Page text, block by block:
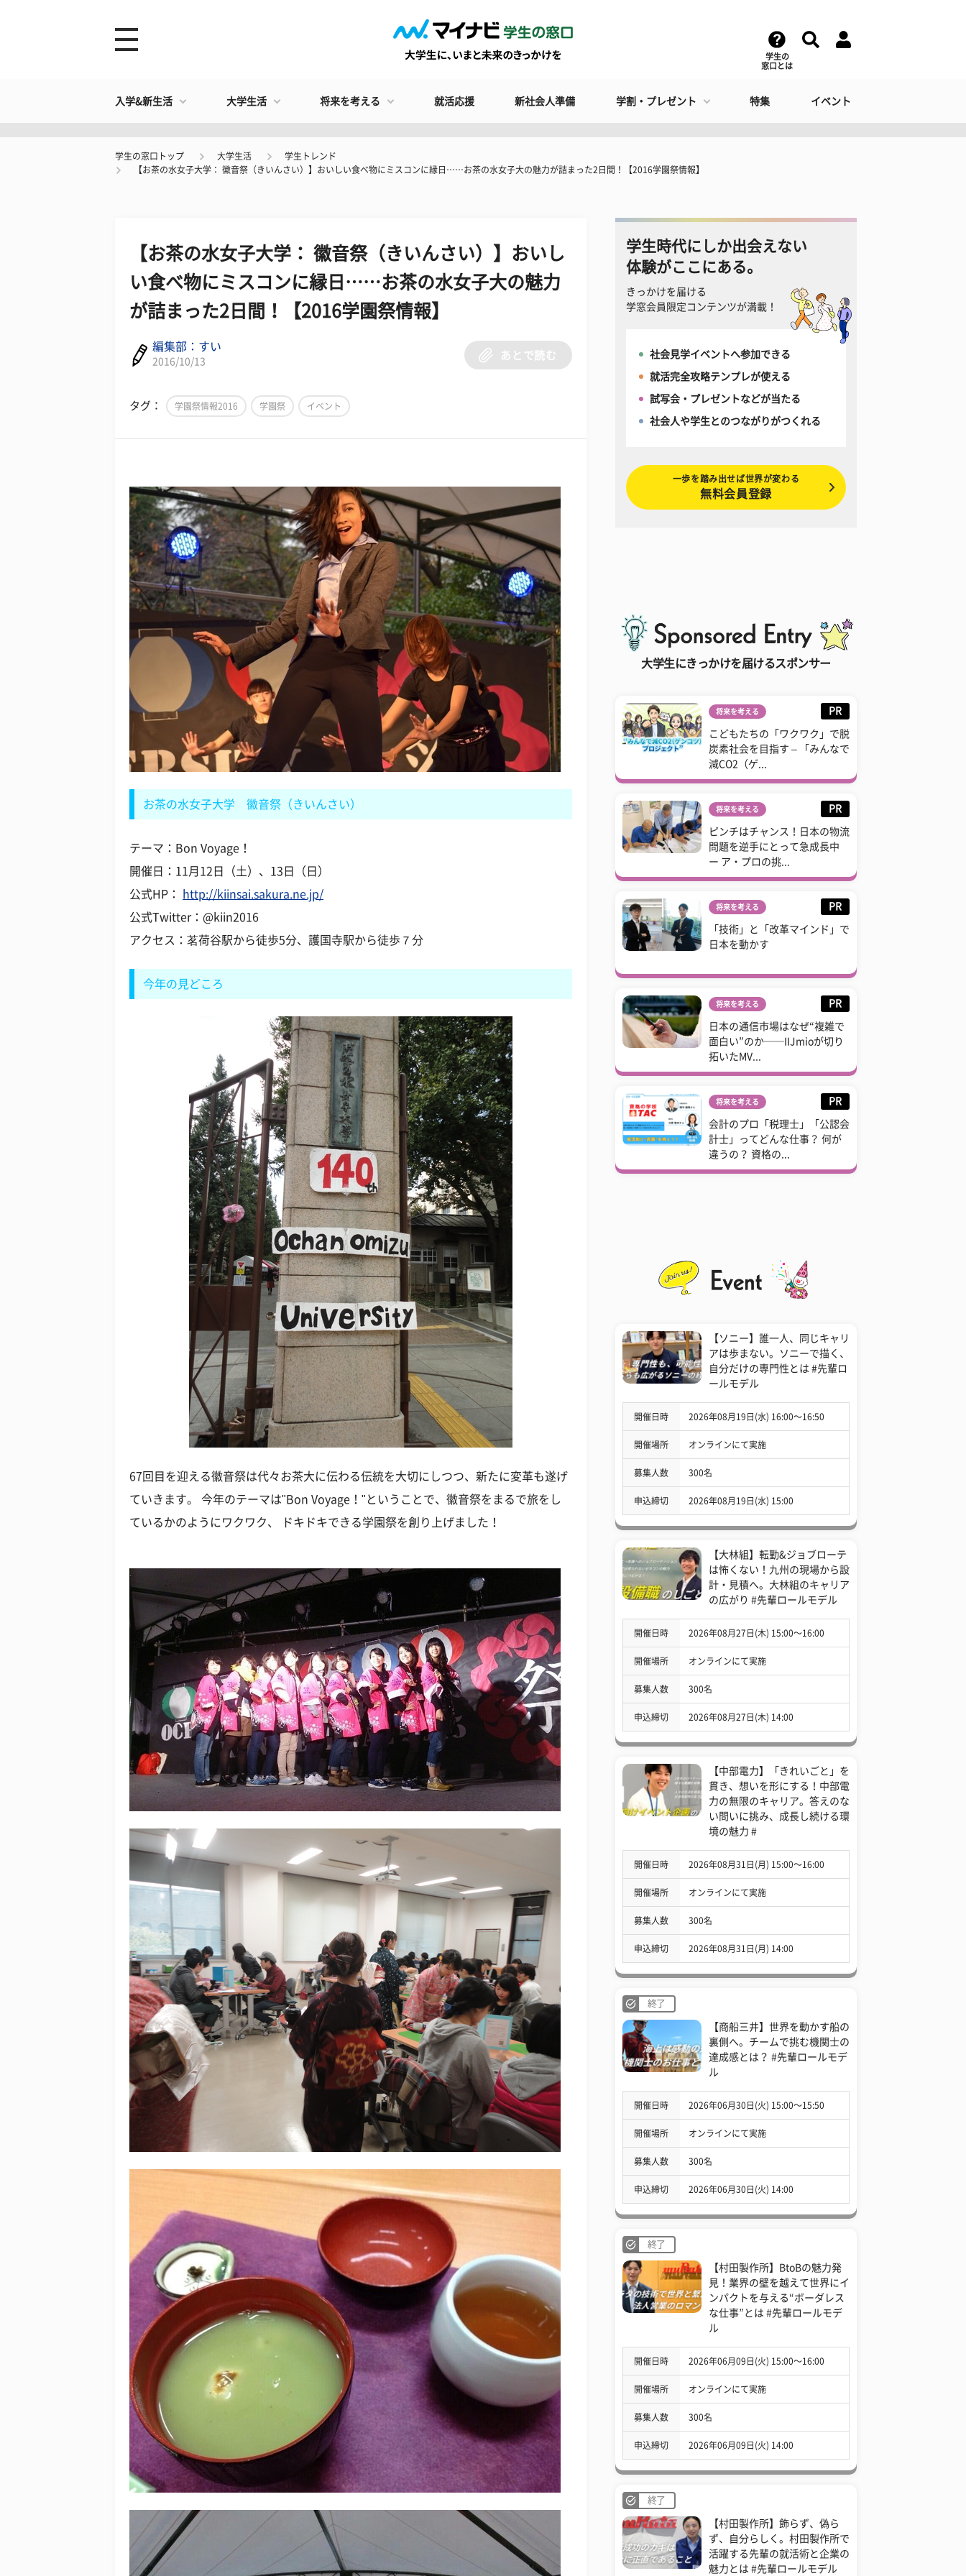
学生の
窓口とは
入学&新生活 大学生活 将来を考える 就活応援 新社会人準備 学割・プレゼント 特集 イベント
学生の窓口トップ 大学生活
学生トレンド
【お茶の水女子大学： 徽音祭（きいんさい）】おいしい食べ物にミスコンに縁日……お茶の水女子大の魅力が詰まった2日間！【2016学園祭情報】
【お茶の水女子大学： 徽音祭（きいんさい）】おいし
い食べ物にミスコンに縁日……お茶の水女子大の魅力
が詰まった2日間！【2016学園祭情報】
編集部：すい
2016/10/13
あとで読む
タグ： 学園祭情報2016 学園祭 イベント
お茶の水女子大学 徽音祭（きいんさい）
テーマ：Bon Voyage！
開催日：11月12日（土）、13日（日）
公式HP：
http://kiinsai.sakura.ne.jp/
公式Twitter：@kiin2016
アクセス：茗荷谷駅から徒歩5分、護国寺駅から徒歩７分
今年の見どころ
67回目を迎える徽音祭は代々お茶大に伝わる伝統を大切にしつつ、新たに変革も遂げ
ていきます。 今年のテーマは"Bon Voyage！"ということで、徽音祭をまるで旅をし
ているかのようにワクワク、 ドキドキできる学園祭を創り上げました！
学生時代にしか出会えない
体験がここにある。
きっかけを届ける
学窓会員限定コンテンツが満載！
社会見学イベントへ参加できる
就活完全攻略テンプレが使える
試写会・プレゼントなどが当たる
社会人や学生とのつながりがつくれる
一歩を踏み出せば世界が変わる
無料会員登録
大学生にきっかけを届けるスポンサー
将来を考える PR
こどもたちの「ワクワク」で脱
炭素社会を目指す – 「みんなで
減CO2（ゲ...
将来を考える PR
ピンチはチャンス！日本の物流
問題を逆手にとって急成長中
ー ア・プロの挑...
将来を考える PR
「技術」と「改革マインド」で
日本を動かす
将来を考える PR
日本の通信市場はなぜ“複雑で
面白い”のか──IIJmioが切り
拓いたMV...
将来を考える PR
会計のプロ「税理士」「公認会
計士」ってどんな仕事？ 何が
違うの？ 資格の...
【ソニー】誰一人、同じキャリ
アは歩まない。ソニーで描く、
自分だけの専門性とは #先輩ロ
ールモデル
開催日時 2026年08月19日(水) 16:00〜16:50
開催場所 オンラインにて実施
募集人数 300名
申込締切 2026年08月19日(水) 15:00
【大林組】転勤&ジョブローテ
は怖くない！九州の現場から設
計・見積へ。大林組のキャリア
の広がり #先輩ロールモデル
開催日時 2026年08月27日(木) 15:00〜16:00
開催場所 オンラインにて実施
募集人数 300名
申込締切 2026年08月27日(木) 14:00
【中部電力】「きれいごと」を
貫き、想いを形にする！中部電
力の無限のキャリア。答えのな
い問いに挑み、成長し続ける環
境の魅力 #
開催日時 2026年08月31日(月) 15:00〜16:00
開催場所 オンラインにて実施
募集人数 300名
申込締切 2026年08月31日(月) 14:00
終了
【商船三井】世界を動かす船の
裏側へ。チームで挑む機関士の
達成感とは？ #先輩ロールモデ
ル
開催日時 2026年06月30日(火) 15:00〜15:50
開催場所 オンラインにて実施
募集人数 300名
申込締切 2026年06月30日(火) 14:00
終了
【村田製作所】BtoBの魅力発
見！業界の壁を越えて世界にイ
ンパクトを与える“ボーダレス
な仕事”とは #先輩ロールモデ
ル
開催日時 2026年06月09日(火) 15:00〜16:00
開催場所 オンラインにて実施
募集人数 300名
申込締切 2026年06月09日(火) 14:00
終了
【村田製作所】飾らず、偽ら
ず、自分らしく。村田製作所で
活躍する先輩の就活術と企業の
魅力とは #先輩ロールモデル